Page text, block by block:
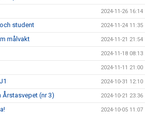
2024-11-26 16:14
student 2024-11-24 11:35
målvakt 2024-11-21 21:54
2024-11-18 08:13
2024-11-11 21:00
2024-10-31 12:10
(nr 3) 2024-10-21 23:36
2024-10-05 11:07